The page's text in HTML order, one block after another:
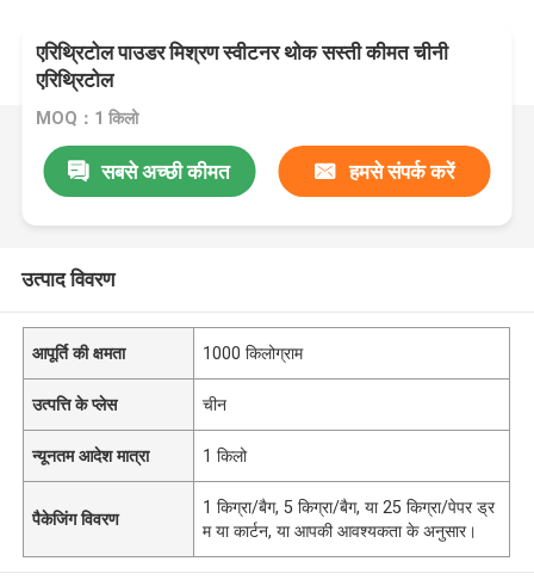
एरिथ्रिटोल पाउडर मिश्रण स्वीटनर थोक सस्ती कीमत चीनी
एरिथ्रिटोल
MOQ：1 किलो
सबसे अच्छी कीमत हमसे संपर्क करें
उत्पाद विवरण
आपूर्ति की क्षमता 1000 किलोग्राम
उत्पत्ति के प्लेस चीन
न्यूनतम आदेश मात्रा 1 किलो
पैकेजिंग विवरण
1 किग्रा/बैग, 5 किग्रा/बैग, या 25 किग्रा/पेपर ड्र
म या कार्टन, या आपकी आवश्यकता के अनुसार।